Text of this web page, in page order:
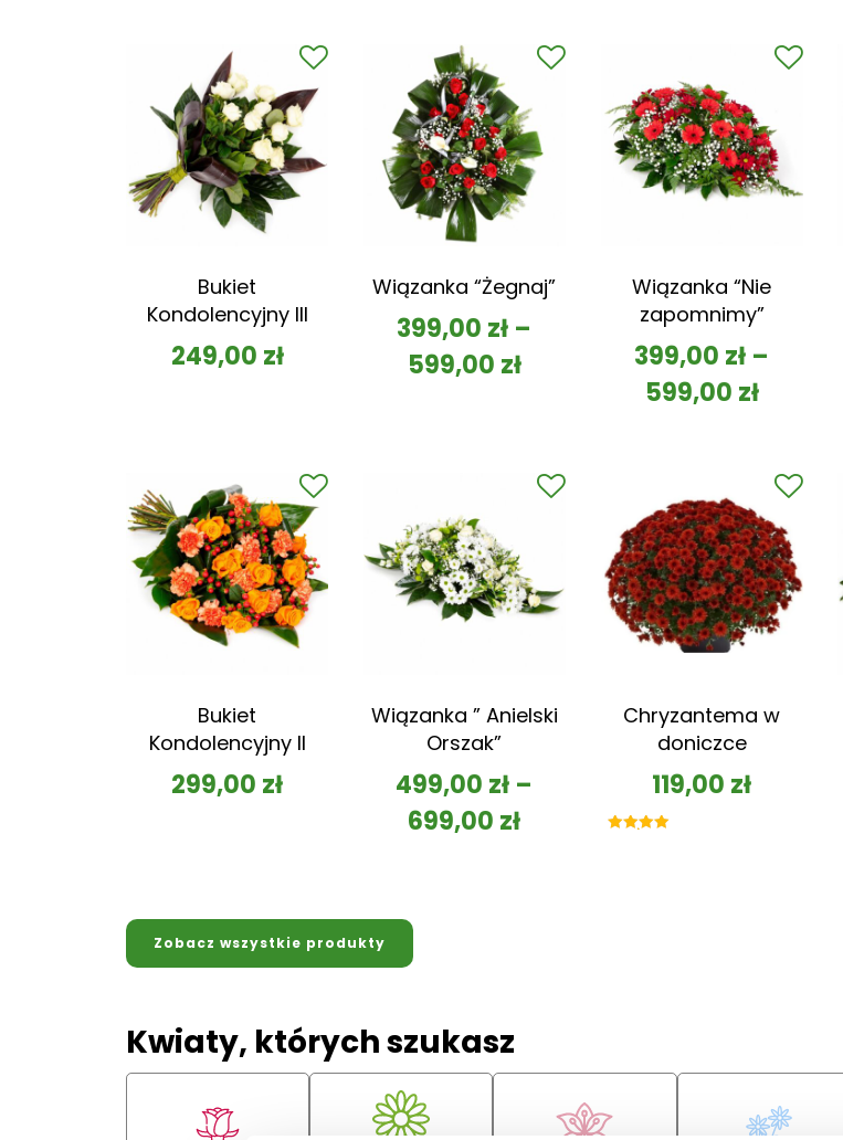
Bukiet
Kondolencyjny III
249,00 zł
Wiązanka “Żegnaj”
399,00 zł –
599,00 zł
Wiązanka “Nie
zapomnimy”
399,00 zł –
599,00 zł
Bukiet
Kondolencyjny II
299,00 zł
Wiązanka ” Anielski
Orszak”
499,00 zł –
699,00 zł
Chryzantema w
doniczce
119,00 zł
Zobacz wszystkie produkty
Kwiaty, których szukasz